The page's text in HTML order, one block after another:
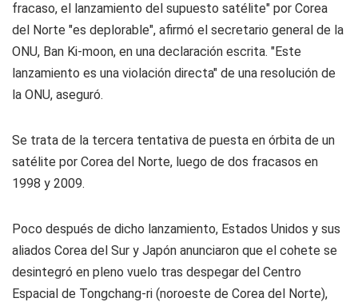
fracaso, el lanzamiento del supuesto satélite" por Corea
del Norte "es deplorable", afirmó el secretario general de la
ONU, Ban Ki-moon, en una declaración escrita. "Este
lanzamiento es una violación directa" de una resolución de
la ONU, aseguró.
Se trata de la tercera tentativa de puesta en órbita de un
satélite por Corea del Norte, luego de dos fracasos en
1998 y 2009.
Poco después de dicho lanzamiento, Estados Unidos y sus
aliados Corea del Sur y Japón anunciaron que el cohete se
desintegró en pleno vuelo tras despegar del Centro
Espacial de Tongchang-ri (noroeste de Corea del Norte),